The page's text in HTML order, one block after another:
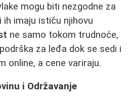
mogu biti nezgodne za
ih imaju ističu njihovu
ne samo tokom trudnoće,
za leđa dok se sedi i
online, a cene variraju.
i Održavanje